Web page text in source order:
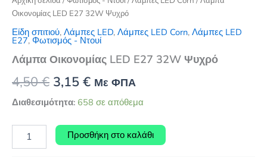
Οικονομίας LED E27 32W Ψυχρό
Είδη σπιτιού, Λάμπες LED, Λάμπες LED Corn, Λάμπες LED
E27, Φωτισμός - Ντουί
Λάμπα Οικονομίας LED E27 32W Ψυχρό
4,50€ Original
price
was:
4,50 €.
3,15 €Η
τρέχουσα
τιμή
είναι:
Με ΦΠΑ
Διαθεσιμότητα: 658 σε απόθεμα
Οικονομίας
Προσθήκη στο καλάθι